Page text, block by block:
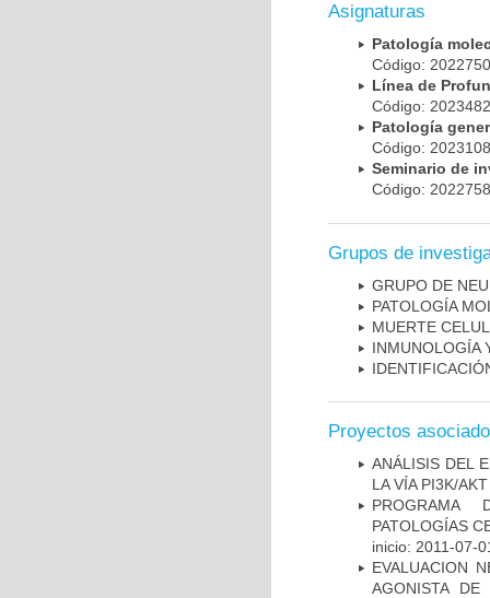
Asignaturas
Patología
Código:
Línea de
Código:
Patología
Código:
Seminario de
Código:
Grupos de
GRUPO DE
PATOLOGÍA
MUERTE
INMUNOLOGÍA
Proyectos
ANÁLISIS DEL
LA VÍA PI3K/
PROGRAMA
PATOLOGÍAS
inicio: 2011-07-
EVALUACION
AGONISTA